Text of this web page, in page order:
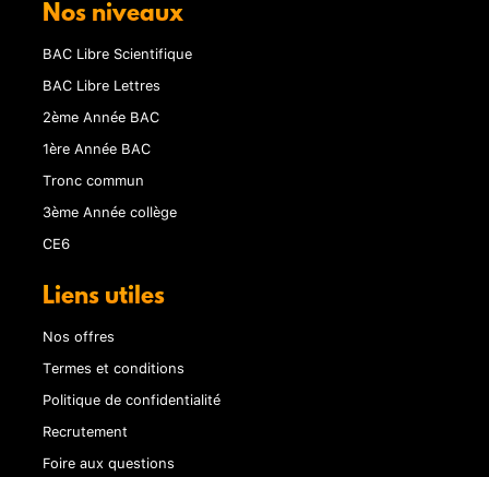
Nos niveaux
BAC Libre Scientifique
BAC Libre Lettres
2ème Année BAC
1ère Année BAC
Tronc commun
3ème Année collège
CE6
Liens utiles
Nos offres
Termes et conditions
Politique de confidentialité
Recrutement
Foire aux questions